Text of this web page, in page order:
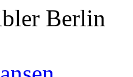
Berlin